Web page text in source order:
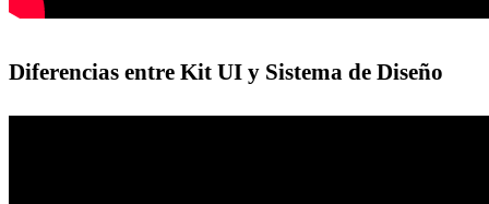
Diferencias entre Kit UI y Sistema de Diseño